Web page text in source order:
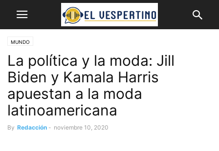
MUNDO
La política y la moda: Jill
Biden y Kamala Harris
apuestan a la moda
latinoamericana
By Redacción - noviembre 10, 2020